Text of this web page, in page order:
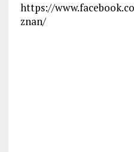
https://
znan/